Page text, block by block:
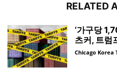
RELATED
‘가구당
츠커, 트럼
Chicago Korea